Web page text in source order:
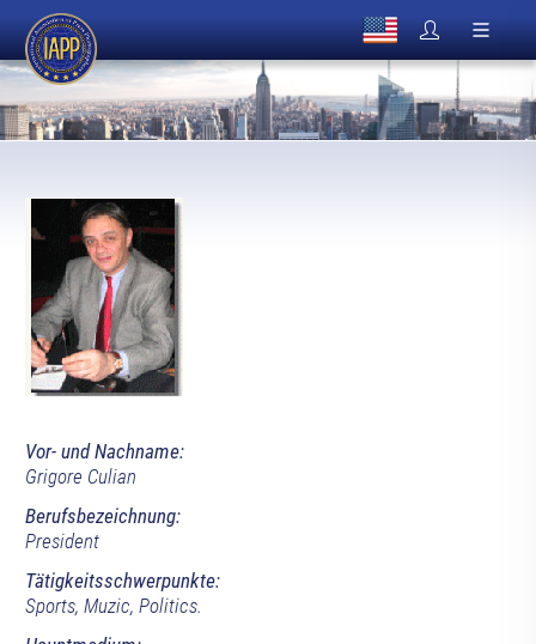
Vor- und Nachname:
Grigore Culian
Berufsbezeichnung:
President
Tätigkeitsschwerpunkte:
Sports, Muzic, Politics.